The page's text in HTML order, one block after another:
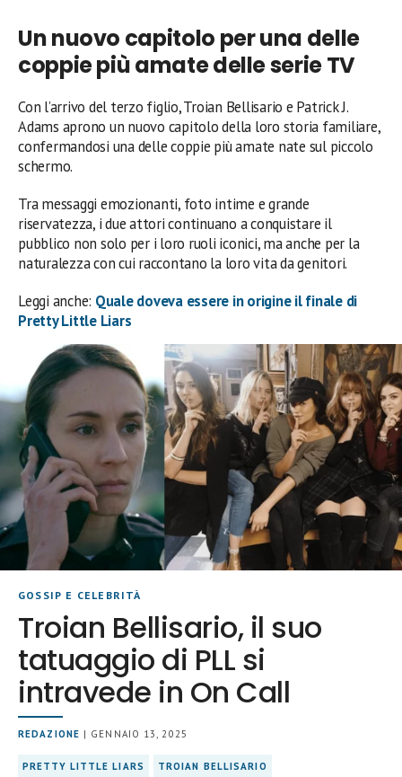
Un nuovo capitolo per una delle
coppie più amate delle serie TV
Con l’arrivo del terzo figlio, Troian Bellisario e Patrick J.
Adams aprono un nuovo capitolo della loro storia familiare,
confermandosi una delle coppie più amate nate sul piccolo
schermo.
Tra messaggi emozionanti, foto intime e grande
riservatezza, i due attori continuano a conquistare il
pubblico non solo per i loro ruoli iconici, ma anche per la
naturalezza con cui raccontano la loro vita da genitori.
Leggi anche: Quale doveva essere in origine il finale di
Pretty Little Liars
GOSSIP E CELEBRITÀ
Troian Bellisario, il suo
tatuaggio di PLL si
intravede in On Call
REDAZIONE | GENNAIO 13, 2025
PRETTY LITTLE LIARS TROIAN BELLISARIO